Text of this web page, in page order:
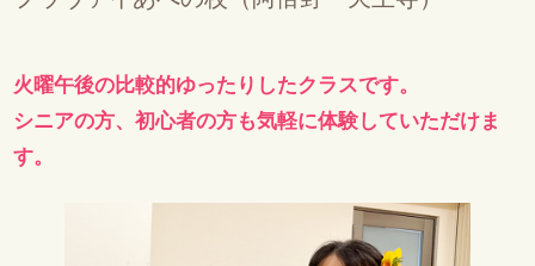
火曜午後の比較的ゆったりしたクラスです。
シニアの方、初心者の方も気軽に体験していただけま
す。